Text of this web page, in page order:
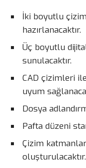
İki boyutlu
hazırlanacaktır.
Üç boyutlu
sunulacaktır.
CAD çizimleri
uyum
Dosya
Pafta düzeni
Çizim
oluşturulacaktır.